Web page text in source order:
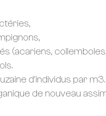
(acariens,
d’individus par
de nouveau